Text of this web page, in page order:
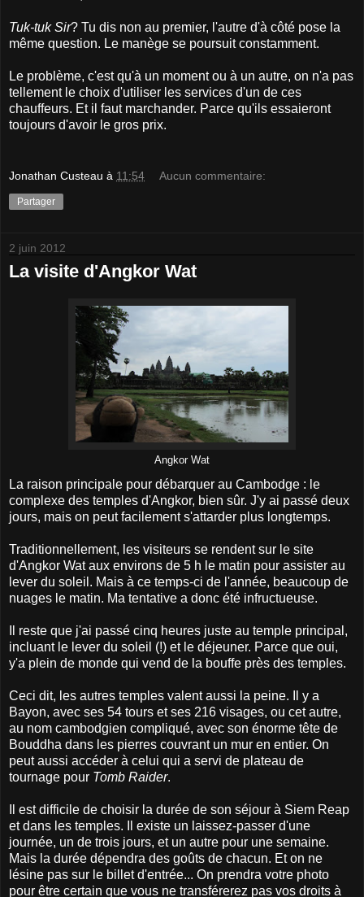
Tuk-tuk Sir? Tu dis non au premier, l'autre d'à côté pose la
même question. Le manège se poursuit constamment.
Le problème, c'est qu'à un moment ou à un autre, on n'a pas
tellement le choix d'utiliser les services d'un de ces
chauffeurs. Et il faut marchander. Parce qu'ils essaieront
toujours d'avoir le gros prix.
Jonathan Custeau à 11:54 Aucun commentaire:
Partager
2 juin 2012
La visite d'Angkor Wat
Angkor Wat
La raison principale pour débarquer au Cambodge : le
complexe des temples d'Angkor, bien sûr. J'y ai passé deux
jours, mais on peut facilement s'attarder plus longtemps.
Traditionnellement, les visiteurs se rendent sur le site
d'Angkor Wat aux environs de 5 h le matin pour assister au
lever du soleil. Mais à ce temps-ci de l'année, beaucoup de
nuages le matin. Ma tentative a donc été infructueuse.
Il reste que j'ai passé cinq heures juste au temple principal,
incluant le lever du soleil (!) et le déjeuner. Parce que oui,
y'a plein de monde qui vend de la bouffe près des temples.
Ceci dit, les autres temples valent aussi la peine. Il y a
Bayon, avec ses 54 tours et ses 216 visages, ou cet autre,
au nom cambodgien compliqué, avec son énorme tête de
Bouddha dans les pierres couvrant un mur en entier. On
peut aussi accéder à celui qui a servi de plateau de
tournage pour Tomb Raider.
Il est difficile de choisir la durée de son séjour à Siem Reap
et dans les temples. Il existe un laissez-passer d'une
journée, un de trois jours, et un autre pour une semaine.
Mais la durée dépendra des goûts de chacun. Et on ne
lésine pas sur le billet d'entrée... On prendra votre photo
pour être certain que vous ne transférerez pas vos droits à